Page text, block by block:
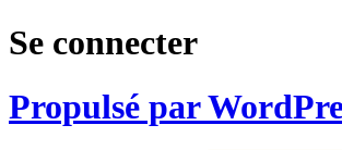
Se connecter
Propulsé par